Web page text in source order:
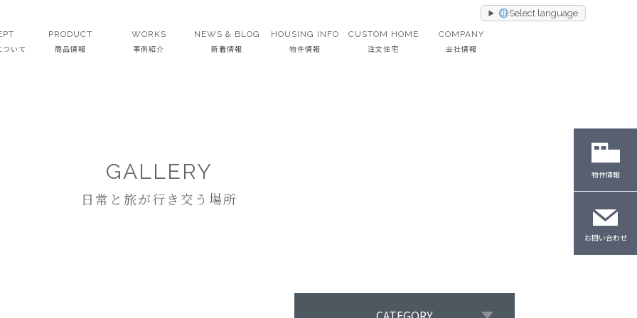
Select language
ついて
PRODUCT
商品情報
WORKS
事例紹介
NEWS & BLOG
新着情報
HOUSING INFO
物件情報
CUSTOM HOME
注文住宅
COMPANY
会社情報
GALLERY
日常と旅が行き交う場所
物件情報
お問い合わせ